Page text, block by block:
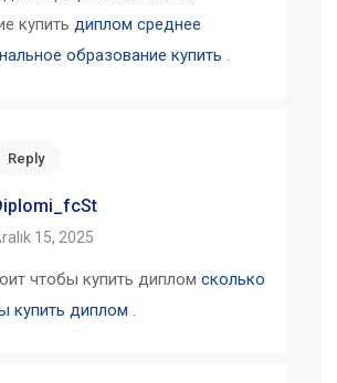
купить диплом среднее
образование купить .
Reply
15, 2025
чтобы купить диплом сколько
купить диплом .